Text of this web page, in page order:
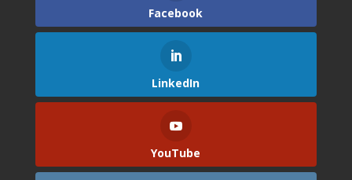
Facebook
LinkedIn
YouTube